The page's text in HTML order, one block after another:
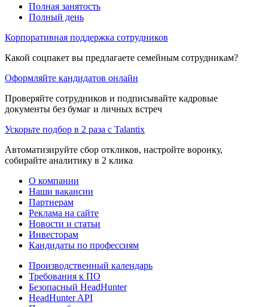
Полная занятость
Полный день
Корпоративная поддержка сотрудников
Какой соцпакет вы предлагаете семейным сотрудникам?
Оформляйте кандидатов онлайн
Проверяйте сотрудников и подписывайте кадровые
документы без бумаг и личных встреч
Ускорьте подбор в 2 раза с Talantix
Автоматизируйте сбор откликов, настройте воронку,
собирайте аналитику в 2 клика
О компании
Наши вакансии
Партнерам
Реклама на сайте
Новости и статьи
Инвесторам
Кандидаты по профессиям
Производственный календарь
Требования к ПО
Безопасный HeadHunter
HeadHunter API